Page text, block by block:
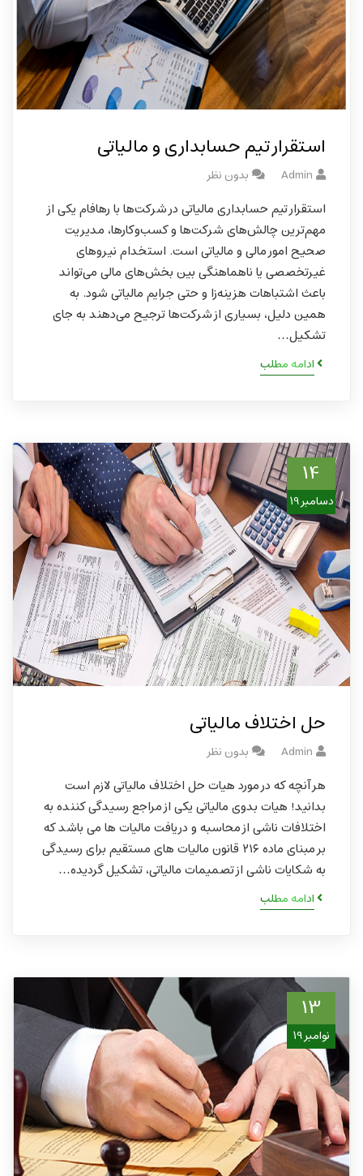
استقرار تیم حسابداری و مالیاتی
Admin بدون نظر
استقرار تیم حسابداری مالیاتی در شرکت‌ها با رهافام یکی از
مهم‌ترین چالش‌های شرکت‌ها و کسب‌وکارها، مدیریت
صحیح امور مالی و مالیاتی است. استخدام نیروهای
غیرتخصصی یا ناهماهنگی بین بخش‌های مالی می‌تواند
باعث اشتباهات هزینه‌زا و حتی جرایم مالیاتی شود. به
همین دلیل، بسیاری از شرکت‌ها ترجیح می‌دهند به جای
تشکیل…
ادامه مطلب
14
دسامبر 19
حل اختلاف مالیاتی
Admin بدون نظر
هر آنچه که در مورد هیات حل اختلاف مالیاتی لازم است
بدانید! هیات بدوی مالیاتی یکی از مراجع رسیدگی کننده به
اختلافات ناشی از محاسبه و دریافت مالیات ها می باشد که
بر مبنای ماده ۲۱۶ قانون مالیات های مستقیم برای رسیدگی
به شکایات ناشی از تصمیمات مالیاتی، تشکیل گردیده…
ادامه مطلب
13
نوامبر 19